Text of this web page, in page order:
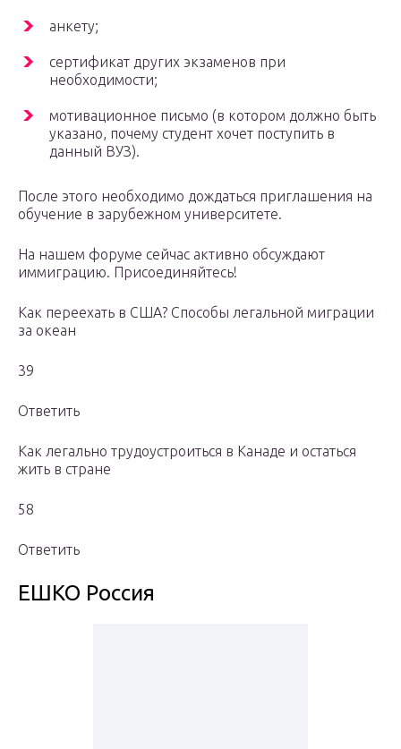
анкету;
сертификат других экзаменов при
необходимости;
мотивационное письмо (в котором должно быть
указано, почему студент хочет поступить в
данный ВУЗ).
После этого необходимо дождаться приглашения на
обучение в зарубежном университете.
На нашем форуме сейчас активно обсуждают
иммиграцию. Присоединяйтесь!
Как переехать в США? Способы легальной миграции
за океан
39
Ответить
Как легально трудоустроиться в Канаде и остаться
жить в стране
58
Ответить
ЕШКО Россия